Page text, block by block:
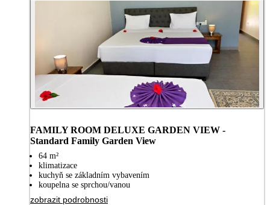
FAMILY ROOM DELUXE GARDEN VIEW -
Standard Family Garden View
64 m²
klimatizace
kuchyň se základním vybavením
koupelna se sprchou/vanou
zobrazit podrobnosti